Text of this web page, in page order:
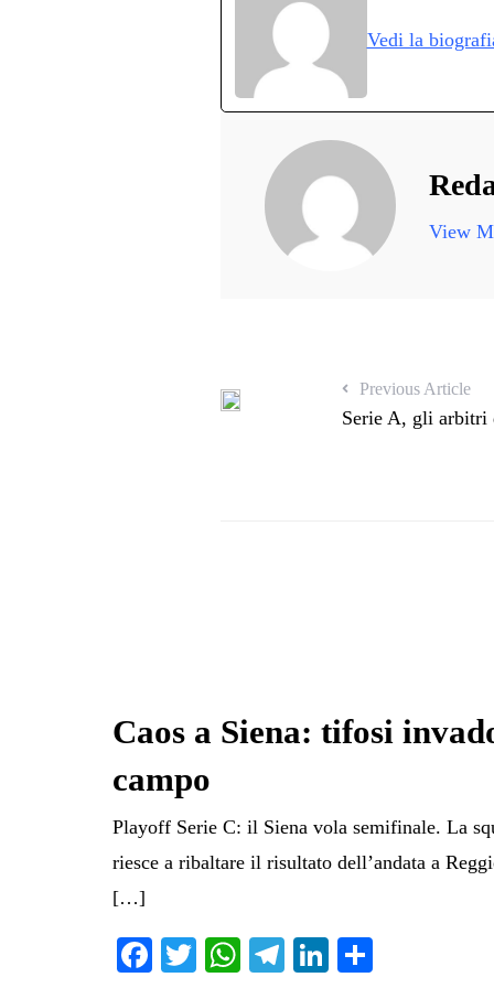
ok r
pp m
Vedi la
View
Previous Article
Serie A, gli arbitri
Caos a Siena: tifosi
campo
Playoff Serie C: il Siena vola semifinale. La
riesce a ribaltare il risultato dell’andata a
[…]
Fa T
W
Te
Li